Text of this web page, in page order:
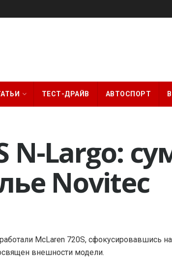
ТЕСТ-ДРАЙВ АВТОСПОРТ
N-Largo:
Novitec
McLaren 720S, сфокусировавшись
внешности модели.